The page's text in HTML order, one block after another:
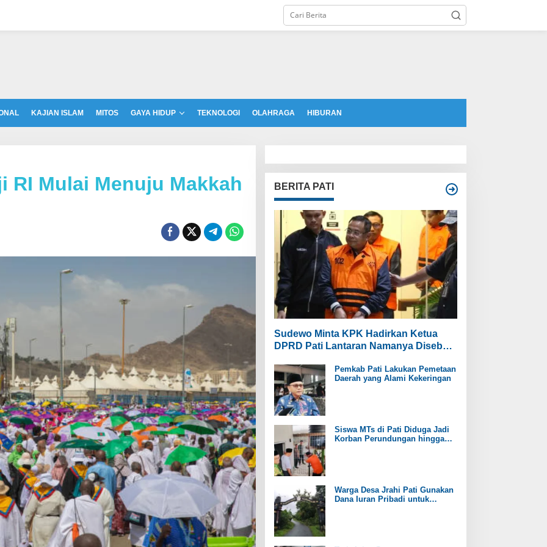
KAJIAN ISLAM MITOS GAYA HIDUP TEKNOLOGI OLAHRAGA HIBURAN
RI Mulai Menuju Makkah
BERITA PATI
Sudewo Minta KPK Hadirkan Ketua
DPRD Pati Lantaran Namanya Disebut
Pemkab Pati Lakukan Pemetaan
Daerah yang Alami Kekeringan
Siswa MTs di Pati Diduga Jadi
Korban Perundungan hingga
Warga Desa Jrahi Pati Gunakan
Dana Iuran Pribadi untuk